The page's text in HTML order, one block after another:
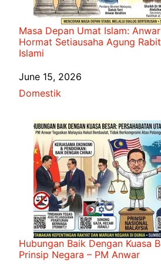
Masa Depan Umat Islam:
Hormat Setiausaha Agung
Islami
Date
June 15, 2026
In relation to
Domestik
Hubungan Baik Dengan Kuasa
Prinsip Negara – PM Anwar